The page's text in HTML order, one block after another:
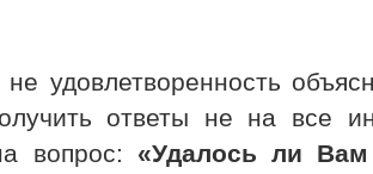
не удовлетворенность
ответы не на все
вопрос: «Удалось ли